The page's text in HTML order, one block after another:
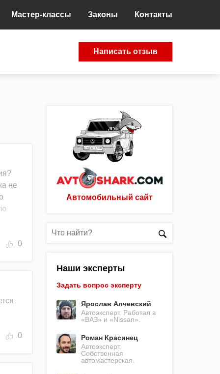
Мастер-классы Законы Контакты
Написать отзыв
не
0
0
Автомобильный сайт
Наши эксперты
Задать вопрос эксперту
Ярослав Алчевский
Автоэксперт. Работал в
«ВАЗ» и «Nissan».
Роман Красинец
Автоэксперт.
Собственная
автомастерская.